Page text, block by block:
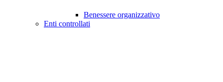
Benessere organizzativo
Enti controllati